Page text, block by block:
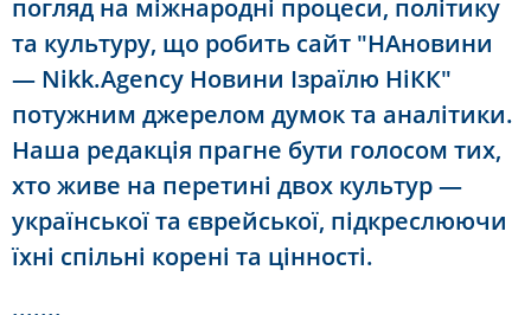
погляд на міжнародні процеси, політику
та культуру, що робить сайт "НАновини
— Nikk.Agency Новини Ізраїлю НіКК"
потужним джерелом думок та аналітики.
Наша редакція прагне бути голосом тих,
хто живе на перетині двох культур —
української та єврейської, підкреслюючи
їхні спільні корені та цінності.